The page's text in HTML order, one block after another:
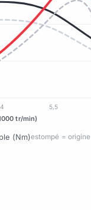
4 5,5
tr/min)
(Nm)estompé = origine